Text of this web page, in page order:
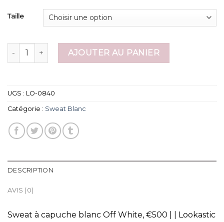
Taille
quantité de sweat blancAJOUTER AU PANIER
UGS : LO-0840
Catégorie : Sweat Blanc
DESCRIPTION
AVIS (0)
Sweat à capuche blanc Off White, €500 | | Lookastic